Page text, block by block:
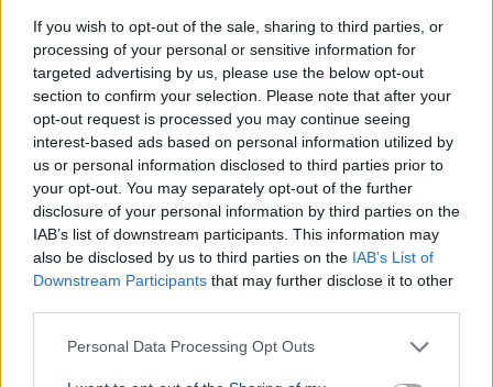
If you wish to opt-out of the sale, sharing to third parties, or
processing of your personal or sensitive information for
targeted advertising by us, please use the below opt-out
section to confirm your selection. Please note that after your
opt-out request is processed you may continue seeing
interest-based ads based on personal information utilized by
us or personal information disclosed to third parties prior to
your opt-out. You may separately opt-out of the further
disclosure of your personal information by third parties on the
IAB’s list of downstream participants. This information may
also be disclosed by us to third parties on the IAB’s List of
Downstream Participants that may further disclose it to other
Personal Data Processing Opt Outs
SPORT 2026. augusztus 1.
40 fokban csap össze vasárnap az Újpest és a
Debrecen - Nem enged az MLSZ